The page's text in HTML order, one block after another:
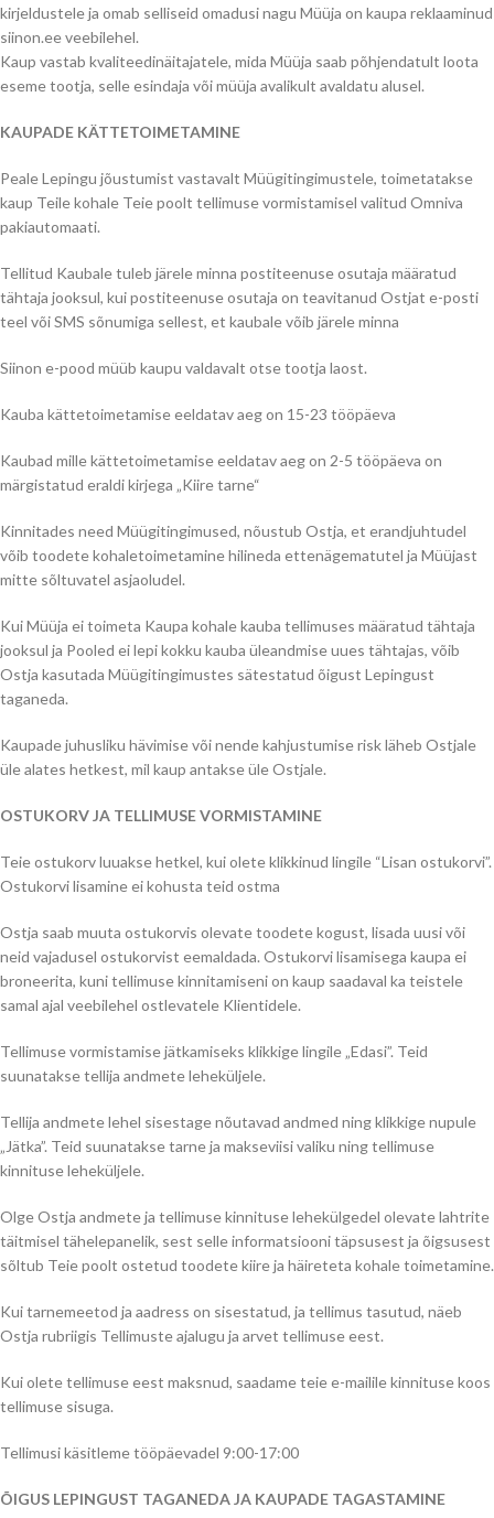
kirjeldustele ja omab selliseid omadusi nagu Müüja on kaupa reklaaminud
siinon.ee veebilehel.
Kaup vastab kvaliteedinäitajatele, mida Müüja saab põhjendatult loota
eseme tootja, selle esindaja või müüja avalikult avaldatu alusel.
KAUPADE KÄTTETOIMETAMINE
Peale Lepingu jõustumist vastavalt Müügitingimustele, toimetatakse
kaup Teile kohale Teie poolt tellimuse vormistamisel valitud Omniva
pakiautomaati.
Tellitud Kaubale tuleb järele minna postiteenuse osutaja määratud
tähtaja jooksul, kui postiteenuse osutaja on teavitanud Ostjat e-posti
teel või SMS sõnumiga sellest, et kaubale võib järele minna
Siinon e-pood müüb kaupu valdavalt otse tootja laost.
Kauba kättetoimetamise eeldatav aeg on 15-23 tööpäeva
Kaubad mille kättetoimetamise eeldatav aeg on 2-5 tööpäeva on
märgistatud eraldi kirjega „Kiire tarne“
Kinnitades need Müügitingimused, nõustub Ostja, et erandjuhtudel
võib toodete kohaletoimetamine hilineda ettenägematutel ja Müüjast
mitte sõltuvatel asjaoludel.
Kui Müüja ei toimeta Kaupa kohale kauba tellimuses määratud tähtaja
jooksul ja Pooled ei lepi kokku kauba üleandmise uues tähtajas, võib
Ostja kasutada Müügitingimustes sätestatud õigust Lepingust
taganeda.
Kaupade juhusliku hävimise või nende kahjustumise risk läheb Ostjale
üle alates hetkest, mil kaup antakse üle Ostjale.
OSTUKORV JA TELLIMUSE VORMISTAMINE
Teie ostukorv luuakse hetkel, kui olete klikkinud lingile “Lisan ostukorvi”.
Ostukorvi lisamine ei kohusta teid ostma
Ostja saab muuta ostukorvis olevate toodete kogust, lisada uusi või
neid vajadusel ostukorvist eemaldada. Ostukorvi lisamisega kaupa ei
broneerita, kuni tellimuse kinnitamiseni on kaup saadaval ka teistele
samal ajal veebilehel ostlevatele Klientidele.
Tellimuse vormistamise jätkamiseks klikkige lingile „Edasi”. Teid
suunatakse tellija andmete leheküljele.
Tellija andmete lehel sisestage nõutavad andmed ning klikkige nupule
„Jätka”. Teid suunatakse tarne ja makseviisi valiku ning tellimuse
kinnituse leheküljele.
Olge Ostja andmete ja tellimuse kinnituse lehekülgedel olevate lahtrite
täitmisel tähelepanelik, sest selle informatsiooni täpsusest ja õigsusest
sõltub Teie poolt ostetud toodete kiire ja häireteta kohale toimetamine.
Kui tarnemeetod ja aadress on sisestatud, ja tellimus tasutud, näeb
Ostja rubriigis Tellimuste ajalugu ja arvet tellimuse eest.
Kui olete tellimuse eest maksnud, saadame teie e-mailile kinnituse koos
tellimuse sisuga.
Tellimusi käsitleme tööpäevadel 9:00-17:00
ÕIGUS LEPINGUST TAGANEDA JA KAUPADE TAGASTAMINE